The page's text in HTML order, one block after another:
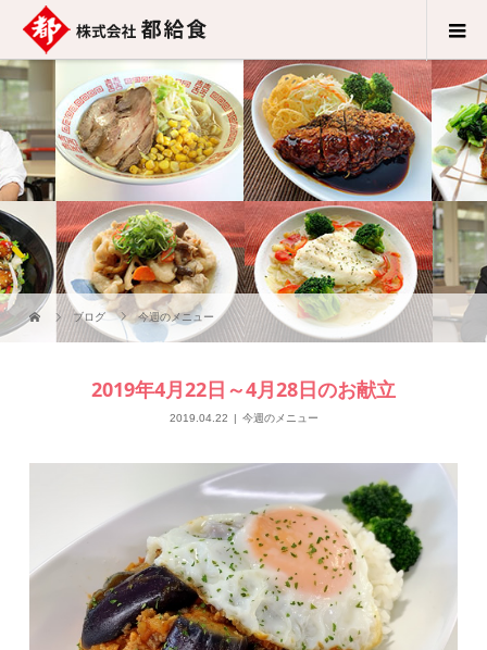
ブログ 今週のメニュー
2019年4月22日～4月28日のお献立
2019.04.22 今週のメニュー